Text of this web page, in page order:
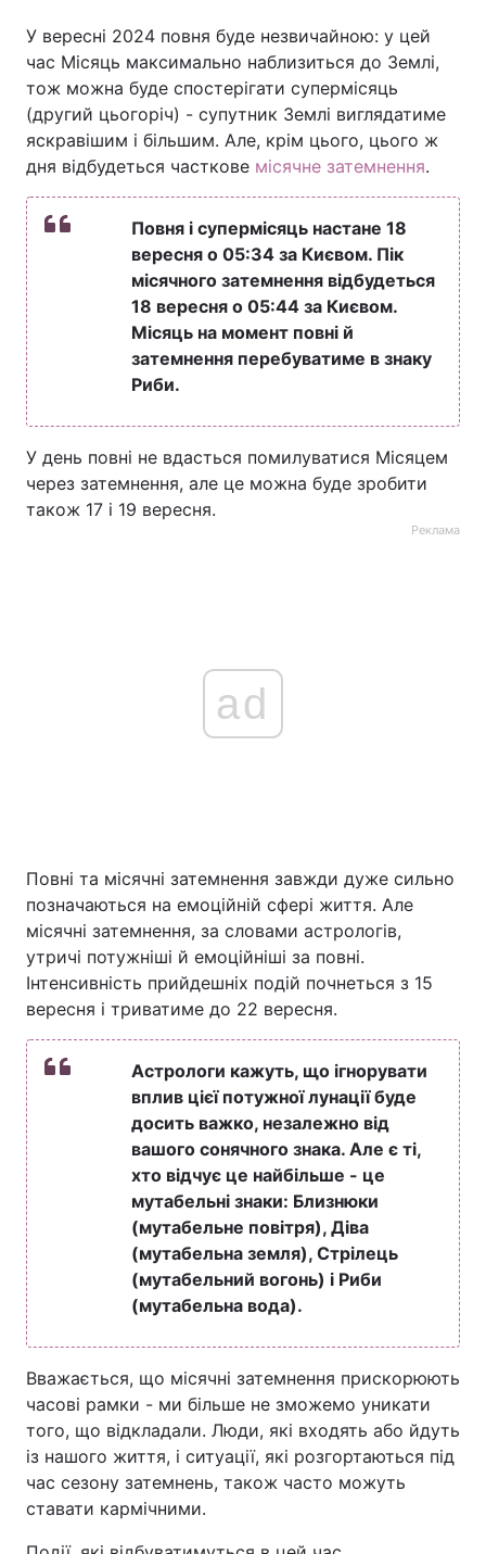
У вересні 2024 повня буде незвичайною: у цей
час Місяць максимально наблизиться до Землі,
тож можна буде спостерігати супермісяць
(другий цьогоріч) - супутник Землі виглядатиме
яскравішим і більшим. Але, крім цього, цього ж
дня відбудеться часткове місячне затемнення.
Повня і супермісяць настане 18
вересня о 05:34 за Києвом. Пік
місячного затемнення відбудеться
18 вересня о 05:44 за Києвом.
Місяць на момент повні й
затемнення перебуватиме в знаку
Риби.
У день повні не вдасться помилуватися Місяцем
через затемнення, але це можна буде зробити
також 17 і 19 вересня.
Реклама
ad
Повні та місячні затемнення завжди дуже сильно
позначаються на емоційній сфері життя. Але
місячні затемнення, за словами астрологів,
утричі потужніші й емоційніші за повні.
Інтенсивність прийдешніх подій почнеться з 15
вересня і триватиме до 22 вересня.
Астрологи кажуть, що ігнорувати
вплив цієї потужної лунації буде
досить важко, незалежно від
вашого сонячного знака. Але є ті,
хто відчує це найбільше - це
мутабельні знаки: Близнюки
(мутабельне повітря), Діва
(мутабельна земля), Стрілець
(мутабельний вогонь) і Риби
(мутабельна вода).
Вважається, що місячні затемнення прискорюють
часові рамки - ми більше не зможемо уникати
того, що відкладали. Люди, які входять або йдуть
із нашого життя, і ситуації, які розгортаються під
час сезону затемнень, також часто можуть
ставати кармічними.